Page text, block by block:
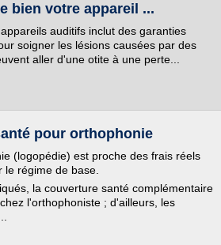
bien votre appareil ...
auditifs inclut des garanties
soigner les lésions causées par des
aller d'une otite à une perte...
pour orthophonie
(logopédie) est proche des frais réels
régime de base.
la couverture santé complémentaire
l'orthophoniste ; d'ailleurs, les